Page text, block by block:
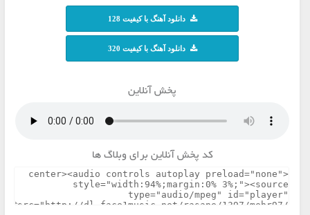
دانلود آهنگ با کیفیت 128
دانلود آهنگ با کیفیت 320
پخش آنلاین
کد پخش آنلاین برای وبلاگ ها